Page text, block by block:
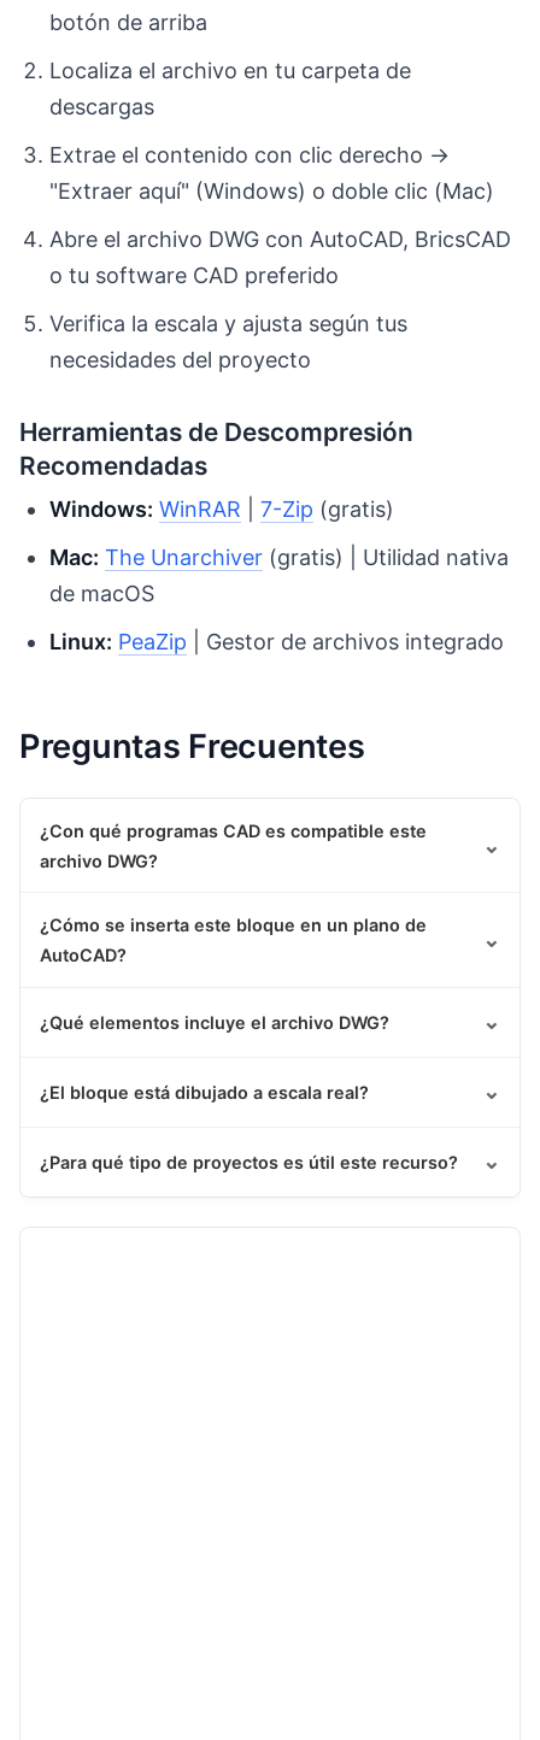
botón de arriba
Localiza el archivo en tu carpeta de
descargas
Extrae el contenido con clic derecho →
"Extraer aquí" (Windows) o doble clic (Mac)
Abre el archivo DWG con AutoCAD, BricsCAD
o tu software CAD preferido
Verifica la escala y ajusta según tus
necesidades del proyecto
Herramientas de Descompresión
Recomendadas
Windows: WinRAR |7-Zip (gratis)
Mac: The Unarchiver (gratis) | Utilidad nativa
de macOS
Linux: PeaZip | Gestor de archivos integrado
Preguntas Frecuentes
¿Con qué programas CAD es compatible este
archivo DWG?
⌄
¿Cómo se inserta este bloque en un plano de
AutoCAD?
⌄
¿Qué elementos incluye el archivo DWG? ⌄
¿El bloque está dibujado a escala real? ⌄
¿Para qué tipo de proyectos es útil este recurso? ⌄